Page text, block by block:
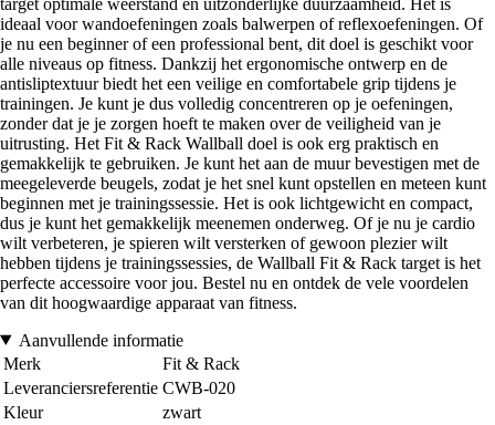
ideaal voor wandoefeningen zoals balwerpen of reflexoefeningen. Of
je nu een beginner of een professional bent, dit doel is geschikt voor
alle niveaus op fitness. Dankzij het ergonomische ontwerp en de
antisliptextuur biedt het een veilige en comfortabele grip tijdens je
trainingen. Je kunt je dus volledig concentreren op je oefeningen,
zonder dat je je zorgen hoeft te maken over de veiligheid van je
uitrusting. Het Fit & Rack Wallball doel is ook erg praktisch en
gemakkelijk te gebruiken. Je kunt het aan de muur bevestigen met de
meegeleverde beugels, zodat je het snel kunt opstellen en meteen kunt
beginnen met je trainingssessie. Het is ook lichtgewicht en compact,
dus je kunt het gemakkelijk meenemen onderweg. Of je nu je cardio
wilt verbeteren, je spieren wilt versterken of gewoon plezier wilt
hebben tijdens je trainingssessies, de Wallball Fit & Rack target is het
perfecte accessoire voor jou. Bestel nu en ontdek de vele voordelen
van dit hoogwaardige apparaat van fitness.
Aanvullende informatie
Merk
Fit & Rack
Leveranciersreferentie CWB-020
Kleur
zwart